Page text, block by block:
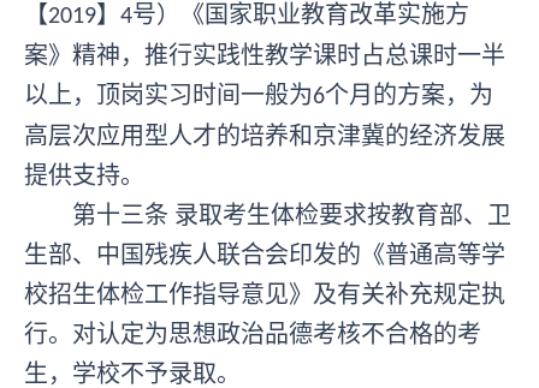
【2019】 4号）《国家职业教育改革实施方
案》精神，推行实践性教学课时占总课时一半
以上，顶岗实习时间一般为6个月的方案，为
高层次应用型人才的培养和京津冀的经济发展
提供支持。
第十三条 录取考生体检要求按教育部、卫
生部、中国残疾人联合会印发的《普通高等学
校招生体检工作指导意见》及有关补充规定执
行。对认定为思想政治品德考核不合格的考
生，学校不予录取。